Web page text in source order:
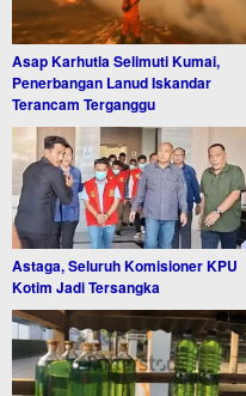
Asap Karhutla Selimuti Kumai,
Penerbangan Lanud Iskandar
Terancam Terganggu
Astaga, Seluruh Komisioner KPU
Kotim Jadi Tersangka